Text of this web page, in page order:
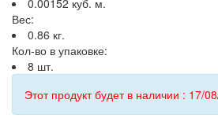
0.00152 куб. м.
Вес:
0.86 кг.
Кол-во в упаковке:
8 шт.
Этот продукт будет в наличии : 17/